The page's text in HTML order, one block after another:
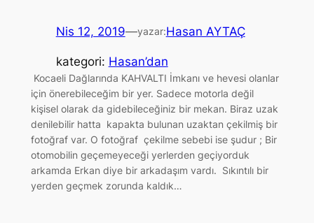
Nis 12, 2019—yazar:Hasan AYTAÇ
kategori: Hasan’dan
Kocaeli Dağlarında KAHVALTI İmkanı ve hevesi olanlar
için önerebileceğim bir yer. Sadece motorla değil
kişisel olarak da gidebileceğiniz bir mekan. Biraz uzak
denilebilir hatta kapakta bulunan uzaktan çekilmiş bir
fotoğraf var. O fotoğraf çekilme sebebi ise şudur ; Bir
otomobilin geçemeyeceği yerlerden geçiyorduk
arkamda Erkan diye bir arkadaşım vardı. Sıkıntılı bir
yerden geçmek zorunda kaldık…